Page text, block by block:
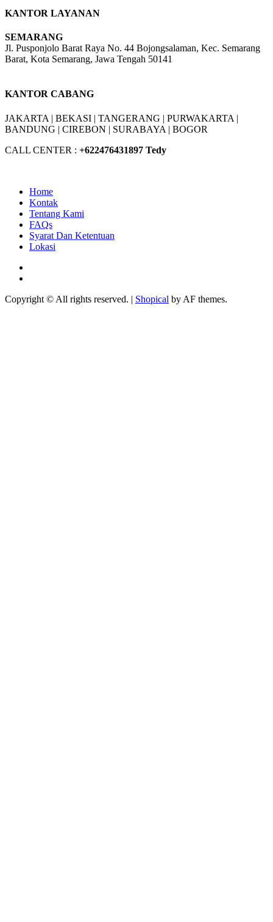
KANTOR LAYANAN
SEMARANG
Jl. Pusponjolo Barat Raya No. 44 Bojongsalaman, Kec. Semarang
Barat, Kota Semarang, Jawa Tengah 50141
KANTOR CABANG
JAKARTA | BEKASI | TANGERANG | PURWAKARTA |
BANDUNG | CIREBON | SURABAYA | BOGOR
CALL CENTER : +622476431897 Tedy
Home
Kontak
Tentang Kami
FAQs
Syarat Dan Ketentuan
Lokasi
Copyright © All rights reserved. | Shopical by AF themes.